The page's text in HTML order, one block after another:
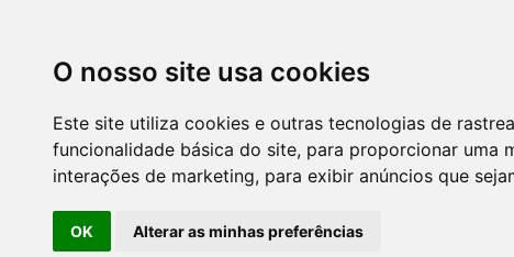
O nosso site usa cookies
Este site utiliza cookies e outras tecnologias de
funcionalidade básica do site, para proporcionar uma
interações de marketing, para exibir anúncios que
OK Alterar as minhas preferências